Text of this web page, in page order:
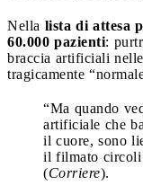
Nella lista di attesa
60.000 pazienti:
braccia artificiali
tragicamente
“Ma quando
artificiale che
il cuore, sono
il filmato circoli
(Corriere).